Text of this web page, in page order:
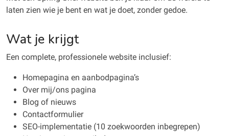
laten zien wie je bent en wat je doet, zonder gedoe.
Wat je krijgt
Een complete, professionele website inclusief:
Homepagina en aanbodpagina’s
Over mij/ons pagina
Blog of nieuws
Contactformulier
SEO-implementatie (10 zoekwoorden inbegrepen)